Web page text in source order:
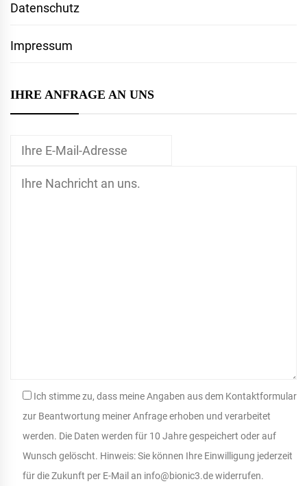
Datenschutz
Impressum
IHRE ANFRAGE AN UNS
Ich stimme zu, dass meine Angaben aus dem Kontaktformular
zur Beantwortung meiner Anfrage erhoben und verarbeitet
werden. Die Daten werden für 10 Jahre gespeichert oder auf
Wunsch gelöscht. Hinweis: Sie können Ihre Einwilligung jederzeit
für die Zukunft per E-Mail an info@bionic3.de widerrufen.